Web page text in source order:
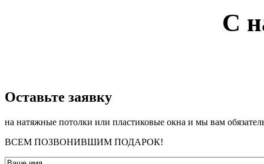
С
­Оставьте заявку
на натяжные потолки или пластиковые окна и мы вам
ВСЕМ ПОЗВОНИВШИМ ПОДАРОК!